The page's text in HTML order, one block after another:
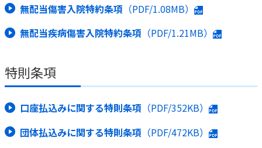
無配当傷害入院特約条項 （PDF/1.08MB）
無配当疾病傷害入院特約条項 （PDF/1.21MB）
特則条項
口座払込みに関する特則条項 （PDF/352KB）
団体払込みに関する特則条項 （PDF/472KB）